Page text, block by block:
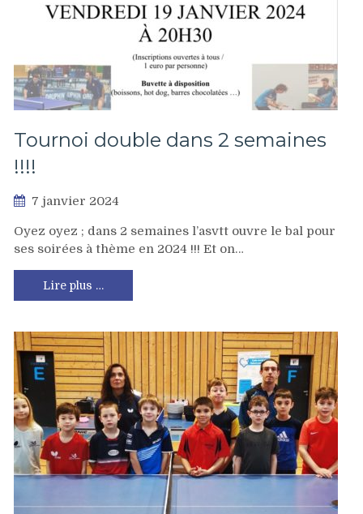
Tournoi double dans 2 semaines
!!!!
7 janvier 2024
Oyez oyez ; dans 2 semaines l’asvtt ouvre le bal pour
ses soirées à thème en 2024 !!! Et on…
Lire plus …